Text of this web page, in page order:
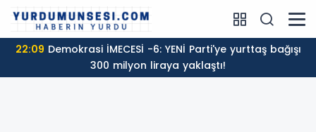
22:09
300 milyon liraya yaklaştı!